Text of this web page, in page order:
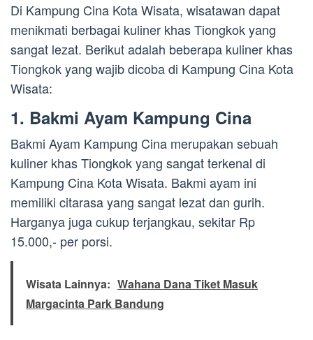
Di Kampung Cina Kota Wisata, wisatawan dapat
menikmati berbagai kuliner khas Tiongkok yang
sangat lezat. Berikut adalah beberapa kuliner khas
Tiongkok yang wajib dicoba di Kampung Cina Kota
Wisata:
1. Bakmi Ayam Kampung Cina
Bakmi Ayam Kampung Cina merupakan sebuah
kuliner khas Tiongkok yang sangat terkenal di
Kampung Cina Kota Wisata. Bakmi ayam ini
memiliki citarasa yang sangat lezat dan gurih.
Harganya juga cukup terjangkau, sekitar Rp
15.000,- per porsi.
Wisata Lainnya: Wahana Dana Tiket Masuk
Margacinta Park Bandung